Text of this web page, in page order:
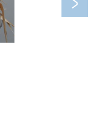
Next